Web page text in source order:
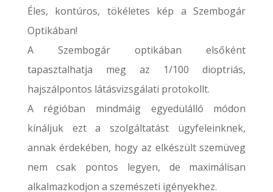
Éles, kontúros, tökéletes kép a Szembogár
Optikában!
A Szembogár optikában elsőként
tapasztalhatja meg az 1/100 dioptriás,
hajszálpontos látásvizsgálati protokollt.
A régióban mindmáig egyedülálló módon
kínáljuk ezt a szolgáltatást ügyfeleinknek,
annak érdekében, hogy az elkészült szemüveg
nem csak pontos legyen, de maximálisan
alkalmazkodjon a szemészeti igényekhez.